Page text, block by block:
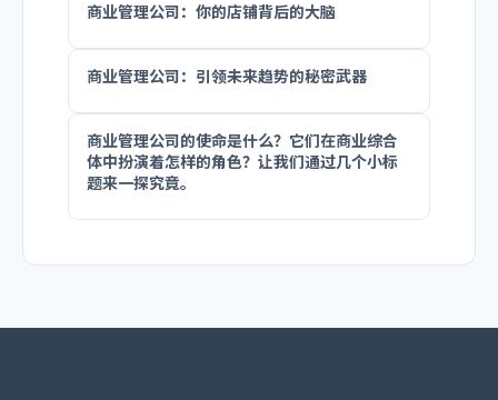
商业管理公司：你的店铺背后的大脑
商业管理公司：引领未来趋势的秘密武器
商业管理公司的使命是什么？它们在商业综合
体中扮演着怎样的角色？让我们通过几个小标
题来一探究竟。